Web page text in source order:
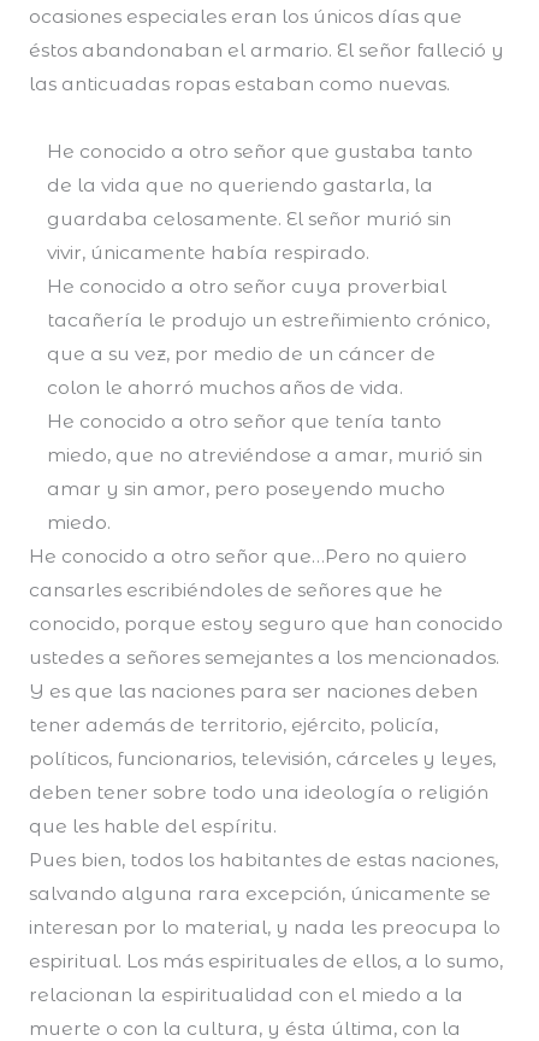
ocasiones especiales eran los únicos días que
éstos abandonaban el armario. El señor falleció y
las anticuadas ropas estaban como nuevas.
He conocido a otro señor que gustaba tanto
de la vida que no queriendo gastarla, la
guardaba celosamente. El señor murió sin
vivir, únicamente había respirado.
He conocido a otro señor cuya proverbial
tacañería le produjo un estreñimiento crónico,
que a su vez, por medio de un cáncer de
colon le ahorró muchos años de vida.
He conocido a otro señor que tenía tanto
miedo, que no atreviéndose a amar, murió sin
amar y sin amor, pero poseyendo mucho
miedo.
He conocido a otro señor que…Pero no quiero
cansarles escribiéndoles de señores que he
conocido, porque estoy seguro que han conocido
ustedes a señores semejantes a los mencionados.
Y es que las naciones para ser naciones deben
tener además de territorio, ejército, policía,
políticos, funcionarios, televisión, cárceles y leyes,
deben tener sobre todo una ideología o religión
que les hable del espíritu.
Pues bien, todos los habitantes de estas naciones,
salvando alguna rara excepción, únicamente se
interesan por lo material, y nada les preocupa lo
espiritual. Los más espirituales de ellos, a lo sumo,
relacionan la espiritualidad con el miedo a la
muerte o con la cultura, y ésta última, con la